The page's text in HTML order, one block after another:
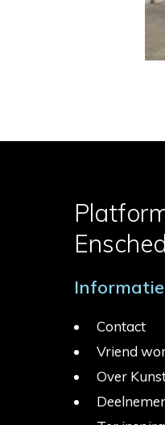
Informatie
Contact
Vriend
Over